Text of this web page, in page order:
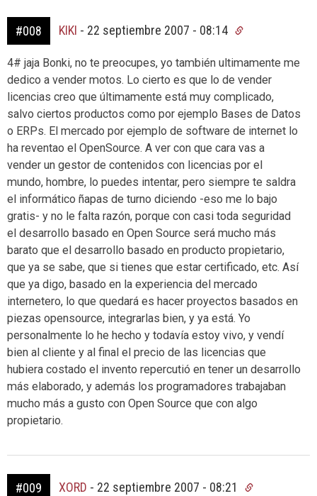
#008 KIKI - 22 septiembre 2007 - 08:14
4# jaja Bonki, no te preocupes, yo también ultimamente me
dedico a vender motos. Lo cierto es que lo de vender
licencias creo que últimamente está muy complicado,
salvo ciertos productos como por ejemplo Bases de Datos
o ERPs. El mercado por ejemplo de software de internet lo
ha reventao el OpenSource. A ver con que cara vas a
vender un gestor de contenidos con licencias por el
mundo, hombre, lo puedes intentar, pero siempre te saldra
el informático ñapas de turno diciendo -eso me lo bajo
gratis- y no le falta razón, porque con casi toda seguridad
el desarrollo basado en Open Source será mucho más
barato que el desarrollo basado en producto propietario,
que ya se sabe, que si tienes que estar certificado, etc. Así
que ya digo, basado en la experiencia del mercado
internetero, lo que quedará es hacer proyectos basados en
piezas opensource, integrarlas bien, y ya está. Yo
personalmente lo he hecho y todavía estoy vivo, y vendí
bien al cliente y al final el precio de las licencias que
hubiera costado el invento repercutió en tener un desarrollo
más elaborado, y además los programadores trabajaban
mucho más a gusto con Open Source que con algo
propietario.
#009 XORD - 22 septiembre 2007 - 08:21